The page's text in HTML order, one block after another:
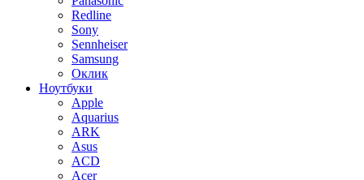
Redline
Sony
Sennheiser
Samsung
Оклик
Ноутбуки
Apple
Aquarius
ARK
Asus
ACD
Acer